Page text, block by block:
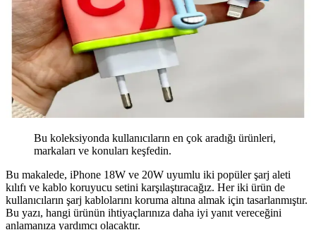
Bu koleksiyonda kullanıcıların en çok aradığı ürünleri,
markaları ve konuları keşfedin.
Bu makalede, iPhone 18W ve 20W uyumlu iki popüler şarj aleti
kılıfı ve kablo koruyucu setini karşılaştıracağız. Her iki ürün de
kullanıcıların şarj kablolarını koruma altına almak için tasarlanmıştır.
Bu yazı, hangi ürünün ihtiyaçlarınıza daha iyi yanıt vereceğini
anlamanıza yardımcı olacaktır.